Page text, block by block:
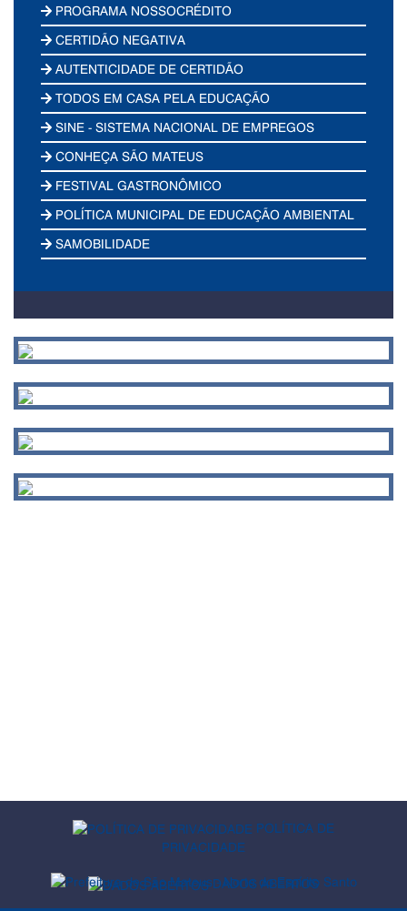
PROGRAMA NOSSOCRÉDITO
CERTIDÃO NEGATIVA
AUTENTICIDADE DE CERTIDÃO
TODOS EM CASA PELA EDUCAÇÃO
SINE - SISTEMA NACIONAL DE EMPREGOS
CONHEÇA SÃO MATEUS
FESTIVAL GASTRONÔMICO
POLÍTICA MUNICIPAL DE EDUCAÇÃO AMBIENTAL
SAMOBILIDADE
POLÍTICA DE
PRIVACIDADE
DADOS ABERTOS